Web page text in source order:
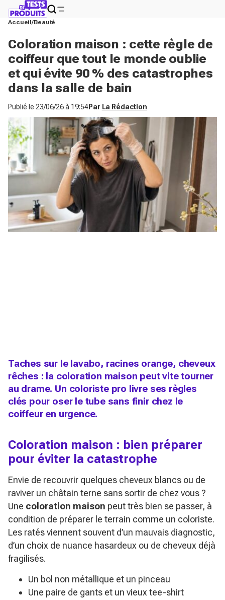
Accueil Beauté
Coloration maison : cette règle de
coiffeur que tout le monde oublie
et qui évite 90 % des catastrophes
dans la salle de bain
Publié le 23/06/26 à 19:54Par La Rédaction
Taches sur le lavabo, racines orange, cheveux
rêches : la coloration maison peut vite tourner
au drame. Un coloriste pro livre ses règles
clés pour oser le tube sans finir chez le
coiffeur en urgence.
Coloration maison : bien préparer
pour éviter la catastrophe
Envie de recouvrir quelques cheveux blancs ou de
raviver un châtain terne sans sortir de chez vous ?
Une coloration maison peut très bien se passer, à
condition de préparer le terrain comme un coloriste.
Les ratés viennent souvent d’un mauvais diagnostic,
d’un choix de nuance hasardeux ou de cheveux déjà
fragilisés.
Un bol non métallique et un pinceau
Une paire de gants et un vieux tee-shirt